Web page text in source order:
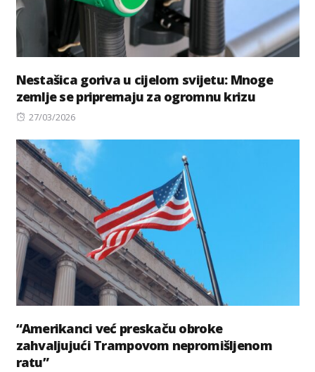
Nestašica goriva u cijelom svijetu: Mnoge
zemlje se pripremaju za ogromnu krizu
Posted
27/03/2026
“Amerikanci već preskaču obroke
zahvaljujući Trampovom nepromišljenom
ratu”